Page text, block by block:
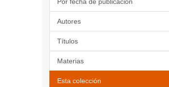
Autores
Títulos
Materias
Esta colección